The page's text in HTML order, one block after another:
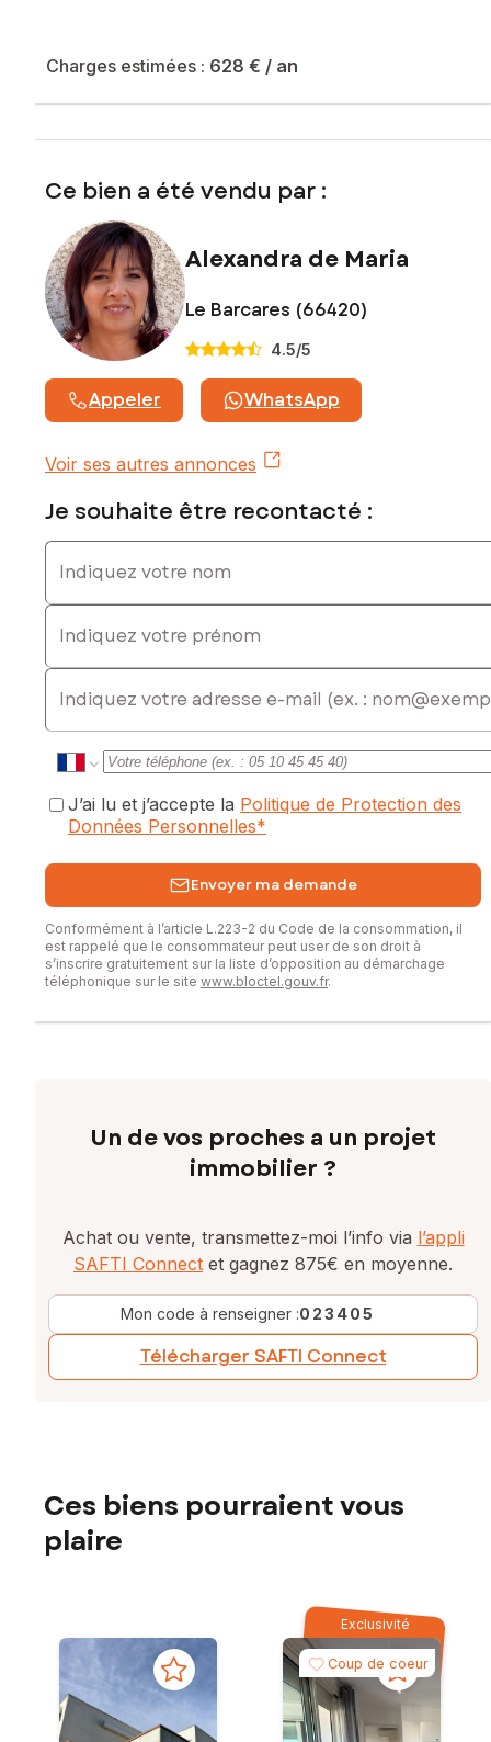
Charges estimées : 628 € / an
Ce bien a été vendu par :
Alexandra de Maria
Le Barcares (66420)
4.5/5
Appeler WhatsApp
Voir ses autres annonces
Je souhaite être recontacté :
Indiquez votre nom
Indiquez votre prénom
E-mail
J’ai lu et j’accepte la Politique de Protection des
Données Personnelles*
Envoyer ma demande
Conformément à l’article L.223-2 du Code de la consommation, il
est rappelé que le consommateur peut user de son droit à
s’inscrire gratuitement sur la liste d’opposition au démarchage
téléphonique sur le site www.bloctel.gouv.fr.
Un de vos proches a un projet
immobilier ?
Achat ou vente, transmettez-moi l’info via l’appli
SAFTI Connect et gagnez 875€ en moyenne.
Mon code à renseigner :023405
Télécharger SAFTI Connect
Ces biens pourraient vous
plaire
Exclusivité
Coup de coeur